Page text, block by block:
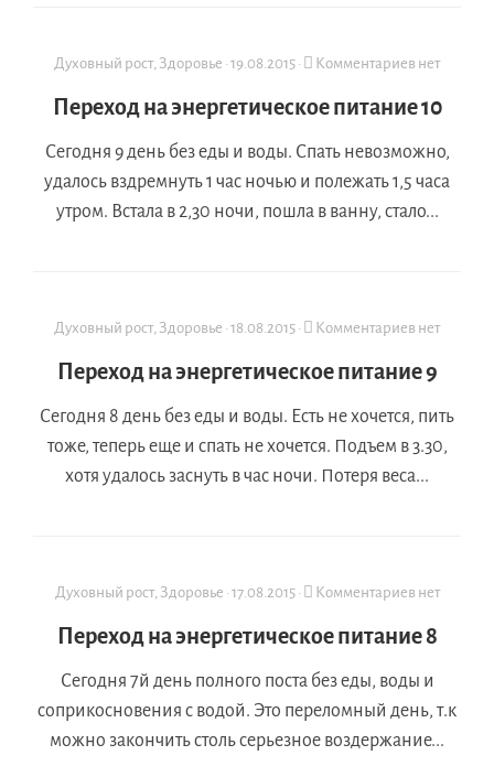
Духовный рост, Здоровье · 19.08.2015 · Комментариев нет
Переход на энергетическое питание 10
Сегодня 9 день без еды и воды. Спать невозможно,
удалось вздремнуть 1 час ночью и полежать 1,5 часа
утром. Встала в 2,30 ночи, пошла в ванну, стало...
Духовный рост, Здоровье · 18.08.2015 · Комментариев нет
Переход на энергетическое питание 9
Сегодня 8 день без еды и воды. Есть не хочется, пить
тоже, теперь еще и спать не хочется. Подъем в 3.30,
хотя удалось заснуть в час ночи. Потеря веса...
Духовный рост, Здоровье · 17.08.2015· Комментариев нет
Переход на энергетическое питание 8
Сегодня 7й день полного поста без еды, воды и
соприкосновения с водой. Это переломный день, т.к
можно закончить столь серьезное воздержание...